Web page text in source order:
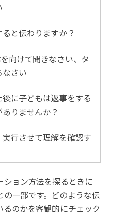
と伝わりますか？
向けて聞きなさい、タ
さい
に子どもは返事をする
りませんか？
行させて理解を確認す
ョン方法を探るときに
一部です。どのような伝
のかを客観的にチェック